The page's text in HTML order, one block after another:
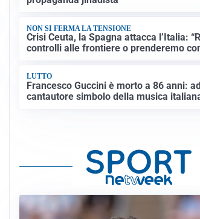
NON SI FERMA LA TENSIONE
Crisi Ceuta, la Spagna attacca l’Italia:
controlli alle frontiere o prenderemo
LUTTO
Francesco Guccini è morto a 86 anni:
cantautore simbolo della musica